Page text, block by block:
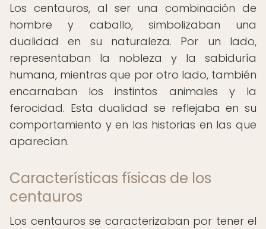
Los centauros, al ser una combinación de
hombre y caballo, simbolizaban una
dualidad en su naturaleza. Por un lado,
representaban la nobleza y la sabiduría
humana, mientras que por otro lado, también
encarnaban los instintos animales y la
ferocidad. Esta dualidad se reflejaba en su
comportamiento y en las historias en las que
aparecían.
Características físicas de los
centauros
Los centauros se caracterizaban por tener el